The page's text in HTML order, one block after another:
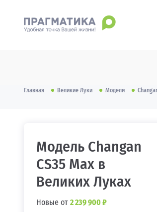
Главная Великие Луки Модели
Модель Changan
CS35 Max в
Великих Луках
Новые от 2 239 900 ₽